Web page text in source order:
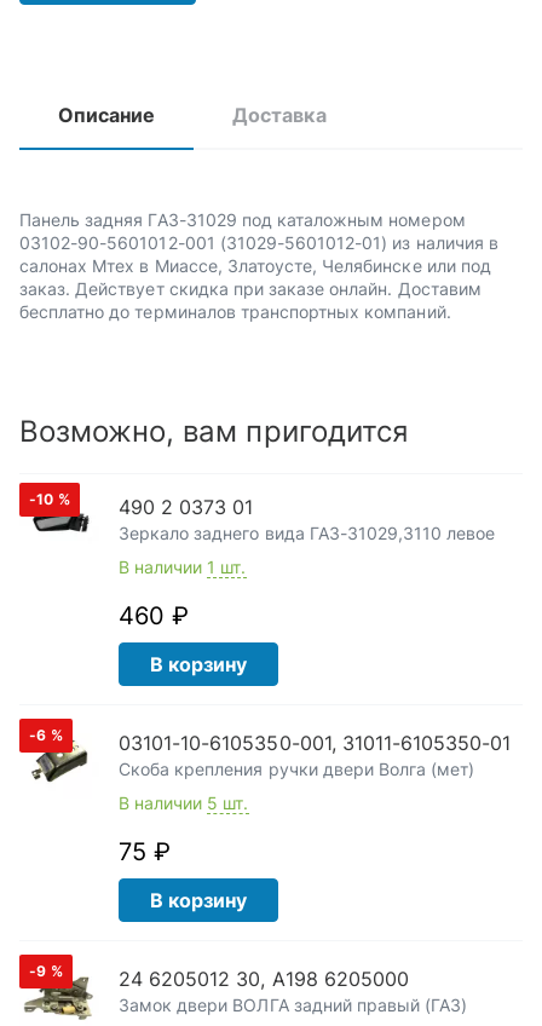
Описание Доставка
Панель задняя ГАЗ-31029 под каталожным номером
03102-90-5601012-001 (31029-5601012-01) из наличия в
салонах Мтех в Миассе, Златоусте, Челябинске или под
заказ. Действует скидка при заказе онлайн. Доставим
бесплатно до терминалов транспортных компаний.
Возможно, вам пригодится
-10 % 490 2 0373 01
Зеркало заднего вида ГАЗ-31029,3110 левое
В наличии 1 шт.
460 ₽
В корзину
-6 % 03101-10-6105350-001, 31011-6105350-01
Скоба крепления ручки двери Волга (мет)
В наличии 5 шт.
75 ₽
В корзину
-9 % 24 6205012 30, А198 6205000
Замок двери ВОЛГА задний правый (ГАЗ)